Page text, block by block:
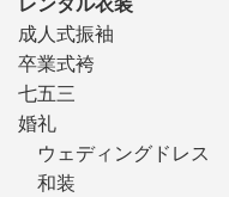
成人式振袖
卒業式袴
七五三
婚礼
ウェディングドレス
和装